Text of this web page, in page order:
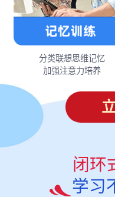
分类联想思维记忆
加强注意力培养
闭环
学习